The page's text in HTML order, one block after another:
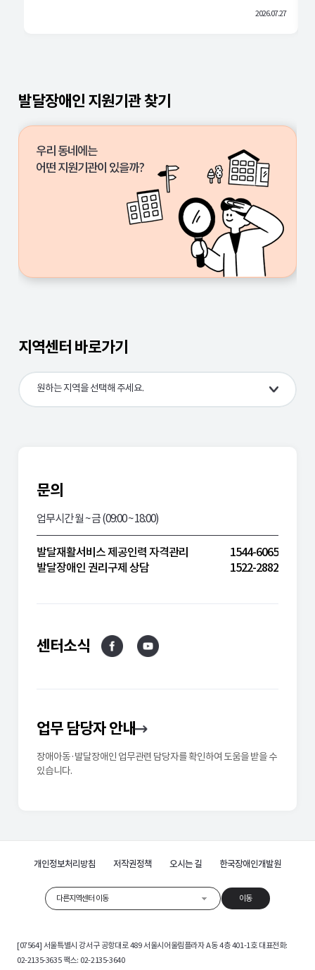
2026.07.27
발달장애인 지원기관 찾기
우리 동네에는
어떤 지원기관이 있을까?
지역센터 바로가기
원하는 지역을 선택해 주세요.
부산
광주
대전
울산
경북
문의
업무시간 월 ~ 금 (09:00 ~ 18:00)
발달재활서비스 제공인력 자격관리
1544-6065
발달장애인 권리구제 상담
1522-2882
센터소식
업무 담당자 안내
장애아동·발달장애인 업무관련 담당자를 확인하여 도움을 받을 수
있습니다.
개인정보처리방침 저작권정책 오시는 길 한국장애인개발원
다른지역센터 이동 이동
[07564] 서울특별시 강서구 공항대로 489 서울시어울림플라자 A동 4층 401-1호 대표전화:
02-2135-3635 팩스: 02-2135-3640